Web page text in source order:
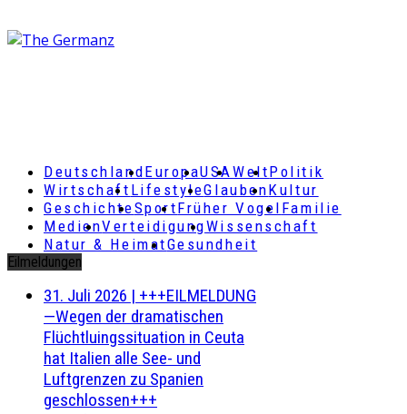
DeutschlandEuropaUSAWeltPolitik
Wirtschaft LifestyleGlaubenKultur
GeschichteSportFrüher Vogel Familie
MedienVerteidigungWissenschaft
Natur & HeimatGesundheit
Eilmeldungen
31. Juli 2026 | +++EILMELDUNG
—Wegen der dramatischen
Flüchtluingssituation in Ceuta
hat Italien alle See- und
Luftgrenzen zu Spanien
geschlossen+++